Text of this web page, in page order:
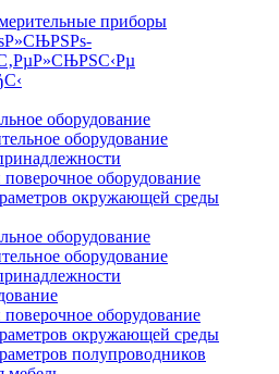
приборы
оборудование
оборудование
оборудование
окружающей среды
оборудование
оборудование
оборудование
окружающей среды
полупроводников